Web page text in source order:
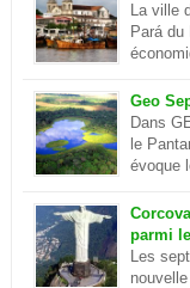
La ville
Pará
Atlantique. Elle se
l’Amazone et elle est
Geo
Dans
le
évoque
dans le Pantanal Le
le plus grand delta […]
parmi
Les